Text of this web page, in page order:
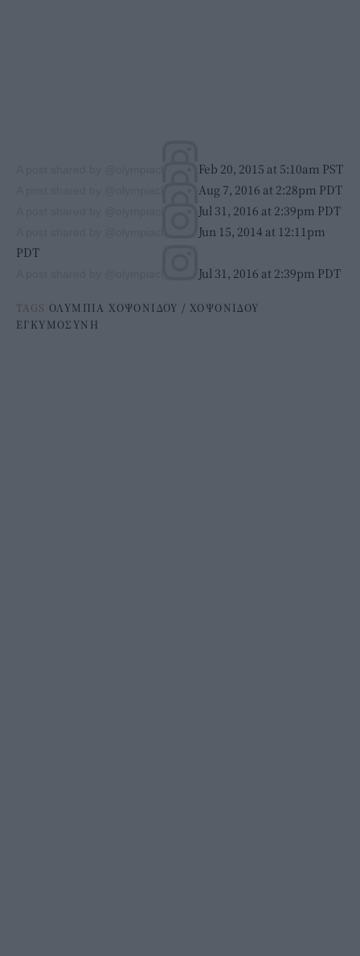
on Feb 20, 2015 at 5:10am PST
on Aug 7, 2016 at 2:28pm PDT
on Jul 31, 2016 at 2:39pm PDT
on Jun 15, 2014 at 12:11pm
PDT
on Jul 31, 2016 at 2:39pm PDT
TAGS ΟΛΥΜΠΙΑ ΧΟΨΟΝΙΔΟΥ / ΧΟΨΟΝΙΔΟΥ
ΕΓΚΥΜΟΣΥΝΗ